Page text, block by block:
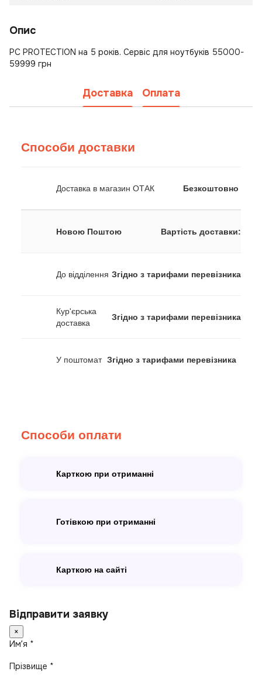
Опис
PC PROTECTION на 5 років. Сервіс для ноутбуків 55000-
59999 грн
Доставка Оплата
Способи доставки
Доставка в магазин ОТАК Безкоштовно
Новою Поштою Вартість доставки:
До відділення Згідно з тарифами перевізника
Кур'єрська
доставка
Згідно з тарифами перевізника
У поштомат Згідно з тарифами перевізника
Способи оплати
Карткою при отриманні
Готівкою при отриманні
Карткою на сайті
Відправити заявку
×
Имʼя *
Прізвище *